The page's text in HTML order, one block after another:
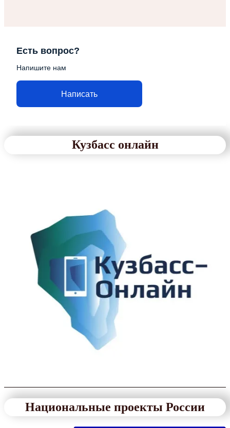
Есть вопрос?
Напишите нам
Написать
Кузбасс онлайн
Национальные проекты России